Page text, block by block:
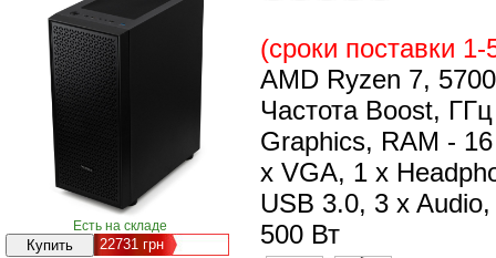
Есть на складе
22731грн
(сроки поставки
AMD Ryzen 7,
Частота Boost,
Graphics, RAM -
x VGA, 1 x
USB 3.0, 3 x
500 Вт